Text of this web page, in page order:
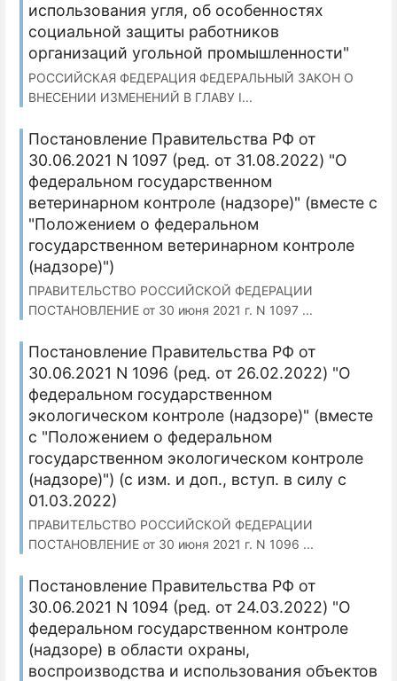
использования угля, об особенностях
социальной защиты работников
организаций угольной промышленности"
РОССИЙСКАЯ ФЕДЕРАЦИЯ ФЕДЕРАЛЬНЫЙ ЗАКОН О
ВНЕСЕНИИ ИЗМЕНЕНИЙ В ГЛАВУ I...
Постановление Правительства РФ от
30.06.2021 N 1097 (ред. от 31.08.2022) "О
федеральном государственном
ветеринарном контроле (надзоре)" (вместе с
"Положением о федеральном
государственном ветеринарном контроле
(надзоре)")
ПРАВИТЕЛЬСТВО РОССИЙСКОЙ ФЕДЕРАЦИИ
ПОСТАНОВЛЕНИЕ от 30 июня 2021 г. N 1097 ...
Постановление Правительства РФ от
30.06.2021 N 1096 (ред. от 26.02.2022) "О
федеральном государственном
экологическом контроле (надзоре)" (вместе
с "Положением о федеральном
государственном экологическом контроле
(надзоре)") (с изм. и доп., вступ. в силу с
01.03.2022)
ПРАВИТЕЛЬСТВО РОССИЙСКОЙ ФЕДЕРАЦИИ
ПОСТАНОВЛЕНИЕ от 30 июня 2021 г. N 1096 ...
Постановление Правительства РФ от
30.06.2021 N 1094 (ред. от 24.03.2022) "О
федеральном государственном контроле
(надзоре) в области охраны,
воспроизводства и использования объектов